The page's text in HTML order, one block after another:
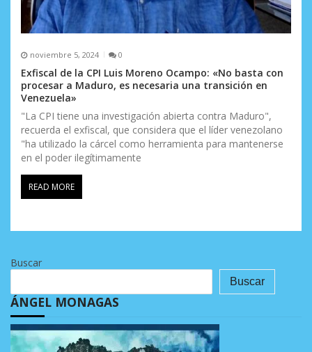
noviembre 5, 2024 0
Exfiscal de la CPI Luis Moreno Ocampo: «No basta con
procesar a Maduro, es necesaria una transición en
Venezuela»
"La CPI tiene una investigación abierta contra Maduro",
recuerda el exfiscal, que considera que el líder venezolano
"ha utilizado la cárcel como herramienta para mantenerse
en el poder ilegítimamente
READ MORE
Buscar
Buscar
ÁNGEL MONAGAS